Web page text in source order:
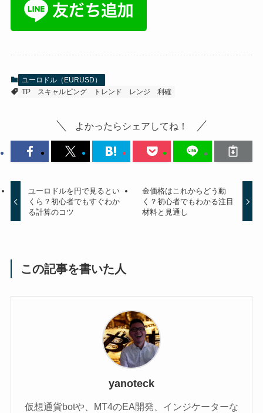
ユーロドル（EURUSD）
TP
スキャルピング トレンド レンジ 利確
よかったらシェアしてね！
ユーロドルを円で見るとい
くら？初心者でもすぐわか
る計算のコツ
金価格はこれからどう動
く？初心者でもわかる注目
材料と見通し
この記事を書いた人
yanoteck
仮想通貨botや、MT4のEA開発、インジケーターな